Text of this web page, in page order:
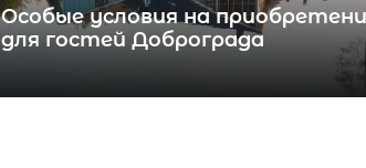
Особые условия на
для гостей Доброграда